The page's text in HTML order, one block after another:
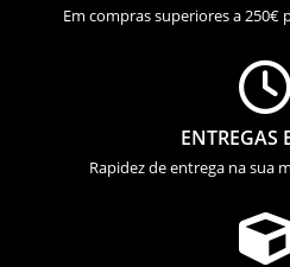
Em compras superiores a
ENTREGAS
Rapidez de entrega na sua